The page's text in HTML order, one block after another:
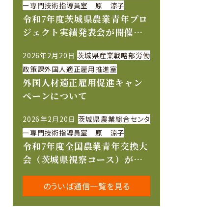
ー専門技術指導員室 原 涼子
令和7年度茨城県農業青年プロ
ジェクト実績発表会が開催さ
2026年2月20日 茨城県産業戦略部労働
政策課外国人適正雇用推進室
外国人材適正雇用促進キャン
ペーンについて
2026年2月20日 茨城県農業総合センタ
ー専門技術指導員室 原 涼子
令和7年度全国農業青年交換大
会（茨城県視察コース）が開
のういば通信一覧を見る